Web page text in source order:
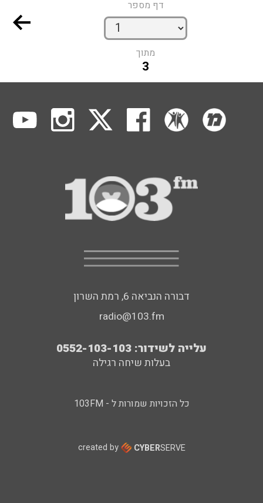
דף מספר
מתוך
3
דבורה הנביאה 6, רמת השרון
radio@103.fm
עלייה לשידור: 0552-103-103
בעלות שיחה רגילה
כל הזכויות שמורות ל - 103FM
created by CYBERSERVE